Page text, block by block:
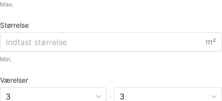
Max.
Størrelse
m²
Min.
Værelser
-